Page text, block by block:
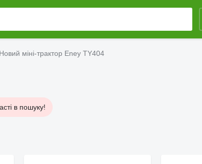
Новий міні-трактор Eney TY404
в пошуку!